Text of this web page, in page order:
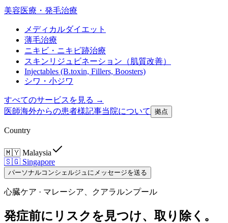
美容医療・発毛治療
メディカルダイエット
薄毛治療
ニキビ・ニキビ跡治療
スキンリジュビネーション（肌質改善）
Injectables (B.toxin, Fillers, Boosters)
シワ・小ジワ
すべてのサービスを見る →
医師海外からの患者様記事当院について 拠点
Country
🇲🇾 Malaysia
🇸🇬 Singapore
パーソナルコンシェルジュにメッセージを送る
心臓ケア · マレーシア、クアラルンプール
発症前にリスクを見つけ、取り除く。